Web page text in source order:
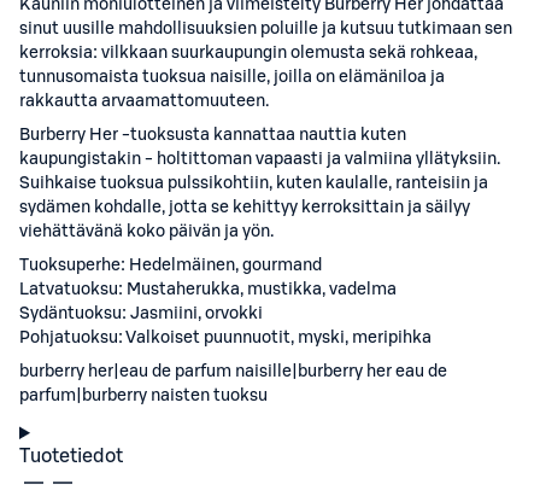
Kauniin moniulotteinen ja viimeistelty Burberry Her johdattaa
sinut uusille mahdollisuuksien poluille ja kutsuu tutkimaan sen
kerroksia: vilkkaan suurkaupungin olemusta sekä rohkeaa,
tunnusomaista tuoksua naisille, joilla on elämäniloa ja
rakkautta arvaamattomuuteen.
Burberry Her -tuoksusta kannattaa nauttia kuten
kaupungistakin - holtittoman vapaasti ja valmiina yllätyksiin.
Suihkaise tuoksua pulssikohtiin, kuten kaulalle, ranteisiin ja
sydämen kohdalle, jotta se kehittyy kerroksittain ja säilyy
viehättävänä koko päivän ja yön.
Tuoksuperhe: Hedelmäinen, gourmand
Latvatuoksu: Mustaherukka, mustikka, vadelma
Sydäntuoksu: Jasmiini, orvokki
Pohjatuoksu: Valkoiset puunnuotit, myski, meripihka
burberry her|eau de parfum naisille|burberry her eau de
parfum|burberry naisten tuoksu
Tuotetiedot